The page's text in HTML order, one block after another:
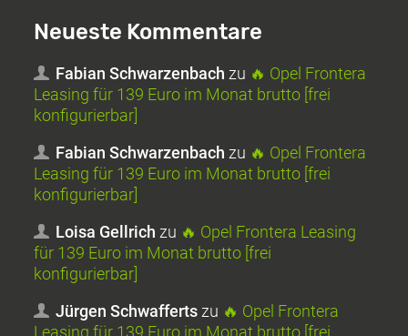
Neueste Kommentare
Fabian Schwarzenbach zu 🔥 Opel Frontera
Leasing für 139 Euro im Monat brutto [frei
konfigurierbar]
Fabian Schwarzenbach zu 🔥 Opel Frontera
Leasing für 139 Euro im Monat brutto [frei
konfigurierbar]
Loisa Gellrich zu 🔥 Opel Frontera Leasing
für 139 Euro im Monat brutto [frei
konfigurierbar]
Jürgen Schwaffertszu 🔥 Opel Frontera